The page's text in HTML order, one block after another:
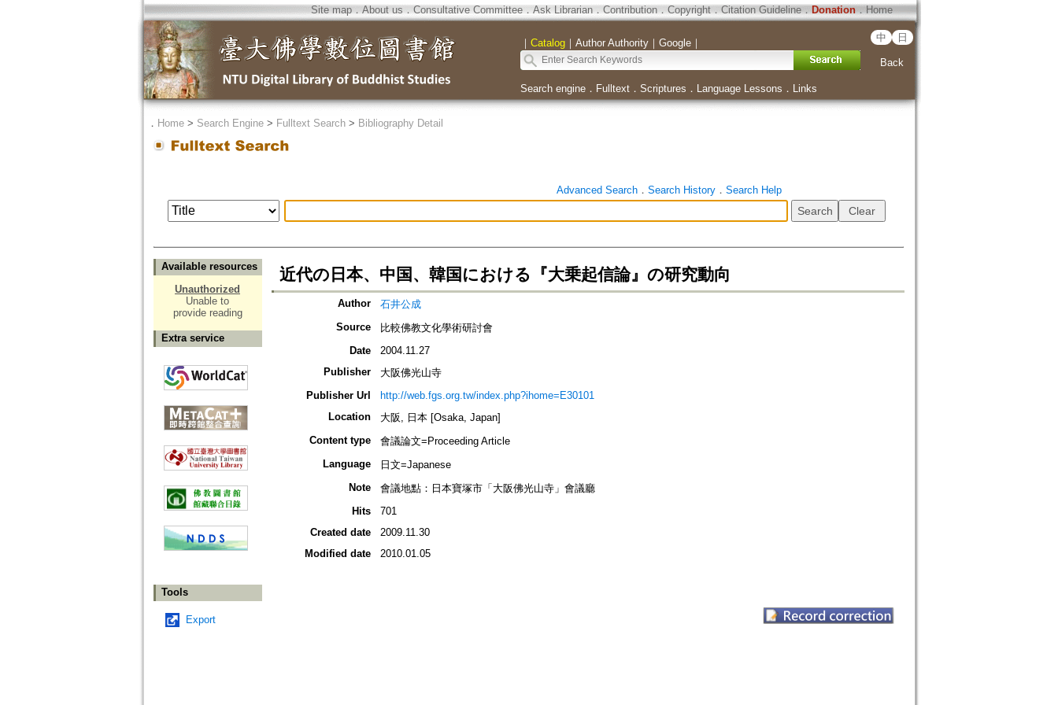
Site map．About us ． Consultative Committee． Ask Librarian． Contribution．Copyright．Citation Guideline． Donation．Home
｜ Catalog｜ Author Authority｜ Google｜ 中 日
Back
Search engine． Fulltext． Scriptures ． Language Lessons ． Links
． Home> Search Engine> Fulltext Search> Bibliography Detail
Advanced Search． Search History． Search Help
Available resources
Unauthorized
Unable to
provide reading
Extra service
Tools
Export
近代の日本、中国、韓国における『大乗起信論』の研究動向
Author
石井公成
Source
比較佛教文化學術研討會
Date
2004.11.27
Publisher
大阪佛光山寺
Publisher Url
http://web.fgs.org.tw/index.php?ihome=E30101
Location
大阪, 日本 [Osaka, Japan]
Content type
會議論文=Proceeding Article
Language
日文=Japanese
Note
會議地點：日本寶塚市「大阪佛光山寺」會議廳
Hits
701
Created date
2009.11.30
Modified date
2010.01.05